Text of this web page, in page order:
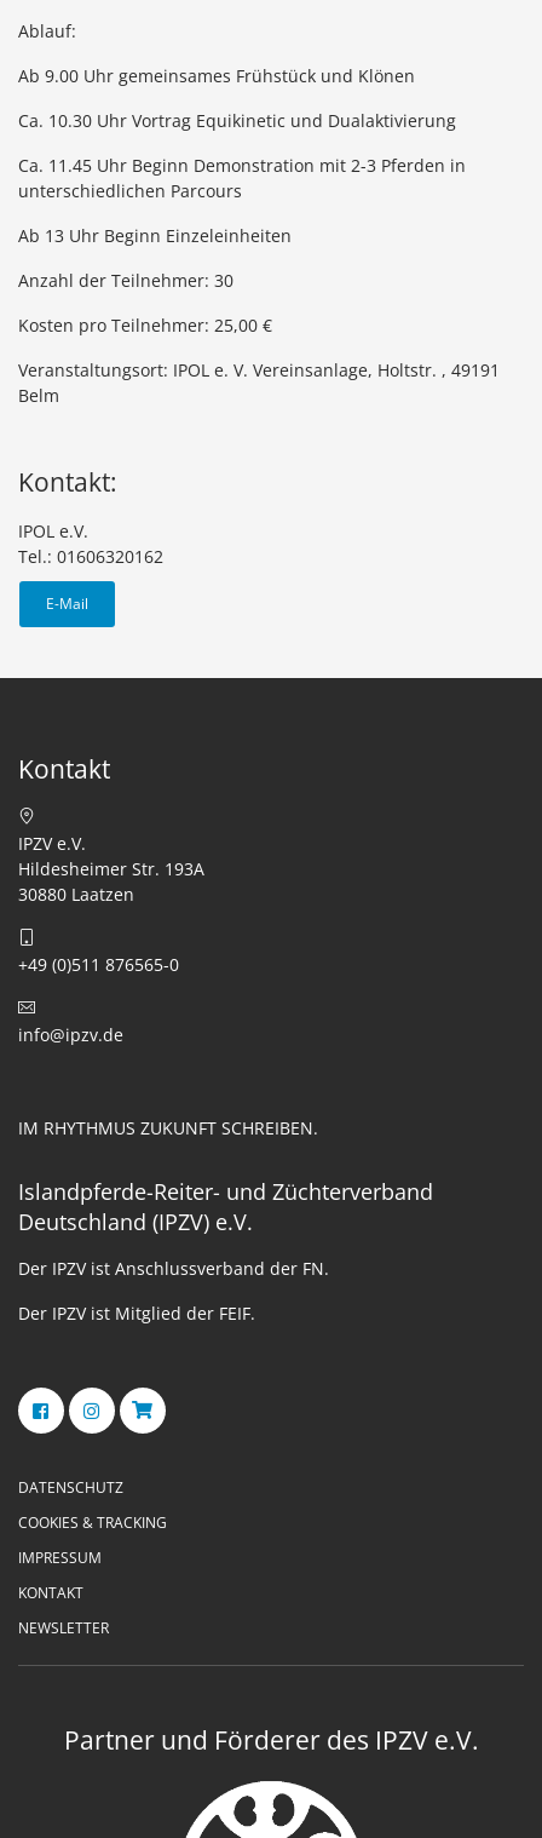
Ablauf:
Ab 9.00 Uhr gemeinsames Frühstück und Klönen
Ca. 10.30 Uhr Vortrag Equikinetic und Dualaktivierung
Ca. 11.45 Uhr Beginn Demonstration mit 2-3 Pferden in
unterschiedlichen Parcours
Ab 13 Uhr Beginn Einzeleinheiten
Anzahl der Teilnehmer: 30
Kosten pro Teilnehmer: 25,00 €
Veranstaltungsort: IPOL e. V. Vereinsanlage, Holtstr. , 49191
Belm
Kontakt:
IPOL e.V.
Tel.: 01606320162
E-Mail
Kontakt
IPZV e.V.
Hildesheimer Str. 193A
30880 Laatzen
+49 (0)511 876565-0
info@ipzv.de
IM RHYTHMUS ZUKUNFT SCHREIBEN.
Islandpferde-Reiter- und Züchterverband
Deutschland (IPZV) e.V.
Der IPZV ist Anschlussverband der FN.
Der IPZV ist Mitglied der FEIF.
DATENSCHUTZ
COOKIES & TRACKING
IMPRESSUM
KONTAKT
NEWSLETTER
Partner und Förderer des IPZV e.V.